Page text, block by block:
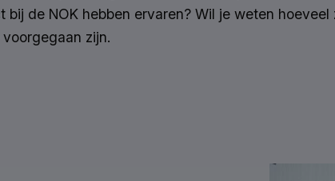
bij de NOK hebben ervaren? Wil je weten
zijn.